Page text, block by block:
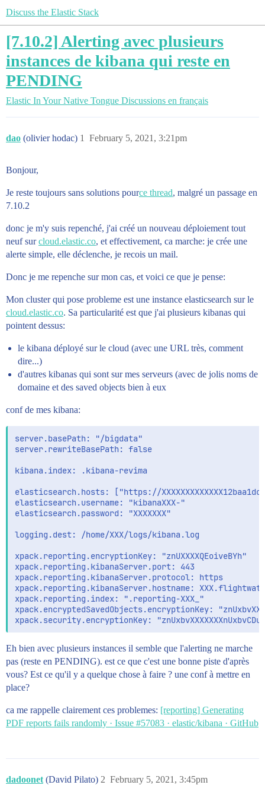
Discuss the Elastic Stack
[7.10.2] Alerting avec plusieurs
instances de kibana qui reste en
PENDING
Elastic In Your Native Tongue Discussions en français
dao (olivier hodac) February 5, 2021, 3:21pm
1
Bonjour,
Je reste toujours sans solutions pource thread, malgré un passage en
7.10.2
donc je m'y suis repenché, j'ai créé un nouveau déploiement tout
neuf surcloud.elastic.co, et effectivement, ca marche: je crée une
alerte simple, elle déclenche, je recois un mail.
Donc je me repenche sur mon cas, et voici ce que je pense:
Mon cluster qui pose probleme est une instance elasticsearch sur le
cloud.elastic.co. Sa particularité est que j'ai plusieurs kibanas qui
pointent dessus:
le kibana déployé sur le cloud (avec une URL très, comment
dire...)
d'autres kibanas qui sont sur mes serveurs (avec de jolis noms de
domaine et des saved objects bien à eux
conf de mes kibana:
server.basePath: "/bigdata"
server.rewriteBasePath: false
kibana.index: .kibana-revima
elasticsearch.hosts: ["https://
elasticsearch.username: "kibanaXXX-"
elasticsearch.password: "XXXXXXX"
logging.dest: /home/XXX/logs/kibana.log
xpack.reporting.encryptionKey: "znUXXXXQEoiveBYh"
xpack.reporting.kibanaServer.port: 443
xpack.reporting.kibanaServer.protocol: https
xpack.reporting.kibanaServer.hostname:
xpack.reporting.index: ".reporting-XXX_"
xpack.encryptedSavedObjects.encryptionKey:
Eh bien avec plusieurs instances il semble que l'alerting ne marche
pas (reste en PENDING). est ce que c'est une bonne piste d'après
vous? Est ce qu'il y a quelque chose à faire ? une conf à mettre en
place?
ca me rappelle clairement ces problemes: [reporting] Generating
PDF reports fails randomly · Issue #57083 · elastic/kibana · GitHub
dadoonet (David Pilato) February 5, 2021, 3:45pm
2